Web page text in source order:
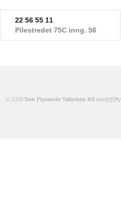
22 56 55 11
Pilestredet 75C inng. 56
© 2010 Den Flyvende Tallerken AS